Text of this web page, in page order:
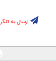
ارسال به